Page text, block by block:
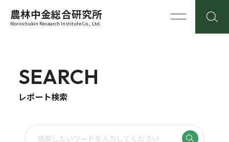
農林中金総合研究所
Norinchukin Research Institute Co., Ltd.
SEARCH
レポート検索